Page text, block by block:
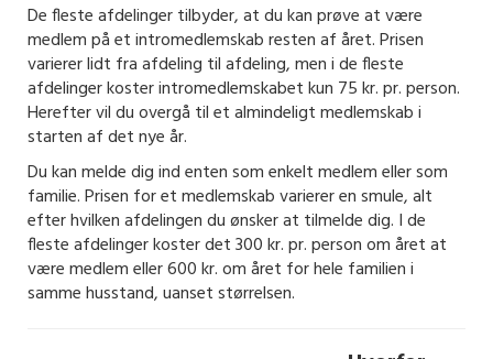
De fleste afdelinger tilbyder, at du kan prøve at være
medlem på et intromedlemskab resten af året. Prisen
varierer lidt fra afdeling til afdeling, men i de fleste
afdelinger koster intromedlemskabet kun 75 kr. pr. person.
Herefter vil du overgå til et almindeligt medlemskab i
starten af det nye år.
Du kan melde dig ind enten som enkelt medlem eller som
familie. Prisen for et medlemskab varierer en smule, alt
efter hvilken afdelingen du ønsker at tilmelde dig. I de
fleste afdelinger koster det 300 kr. pr. person om året at
være medlem eller 600 kr. om året for hele familien i
samme husstand, uanset størrelsen.